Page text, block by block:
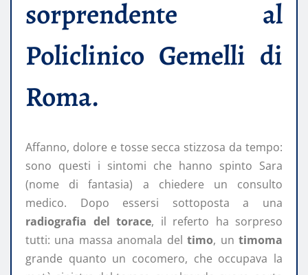
sorprendente al
Policlinico Gemelli di
Roma.
Affanno, dolore e tosse secca stizzosa da tempo:
sono questi i sintomi che hanno spinto Sara
(nome di fantasia) a chiedere un consulto
medico. Dopo essersi sottoposta a una
radiografia del torace, il referto ha sorpreso
tutti: una massa anomala deltimo, untimoma
grande quanto un cocomero, che occupava la